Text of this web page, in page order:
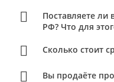
Поставляете
РФ? Что для
Сколько стоит
Вы продаёте